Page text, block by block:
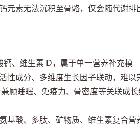
元素无法沉积至骨骼，仅会随代谢排
、维生素 D，属于单一营养补充模
性成分、多维度生长因子联动，难以
顾睡眠、免疫力、骨密度等关联成长
基酸、多肽、矿物质、维生素复合营